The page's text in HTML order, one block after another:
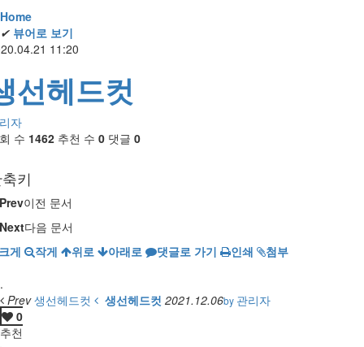
Home
✔ 뷰어로 보기
11:20
선헤드컷
자
수 1462 추천 수 0 댓글 0
키
Prev이전 문서
Next다음 문서
게
작게 위로 아래로 댓글로 가기 인쇄
첨부
.
Prev생선헤드컷 생선헤드컷 2021.12.06by 관리자
0
추천